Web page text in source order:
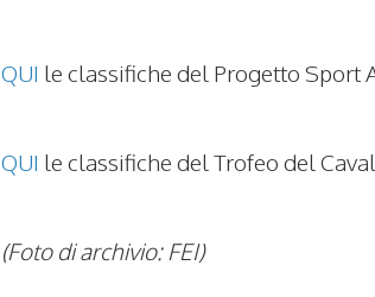
QUI le classifiche del Progetto Sport
QUI le classifiche del Trofeo del
(Foto di archivio: FEI)